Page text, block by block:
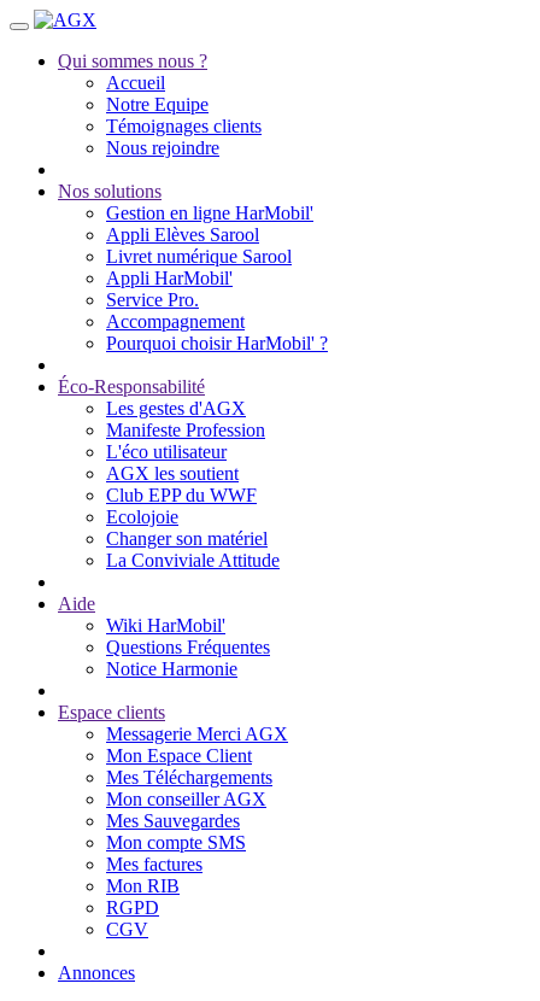
Qui sommes nous ?
Accueil
Notre Equipe
Témoignages clients
Nous rejoindre
Nos solutions
Gestion en ligne HarMobil'
Appli Elèves Sarool
Livret numérique Sarool
Appli HarMobil'
Service Pro.
Accompagnement
Pourquoi choisir HarMobil' ?
Éco-Responsabilité
Les gestes d'AGX
Manifeste Profession
L'éco utilisateur
AGX les soutient
Club EPP du WWF
Ecolojoie
Changer son matériel
La Conviviale Attitude
Aide
Wiki HarMobil'
Questions Fréquentes
Notice Harmonie
Espace clients
Messagerie Merci AGX
Mon Espace Client
Mes Téléchargements
Mon conseiller AGX
Mes Sauvegardes
Mon compte SMS
Mes factures
Mon RIB
RGPD
CGV
Annonces